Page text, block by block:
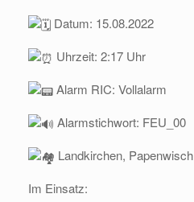
Datum: 15.08.2022
Uhrzeit: 2:17 Uhr
Alarm RIC: Vollalarm
Alarmstichwort: FEU_00
Landkirchen, Papenwisch
Im Einsatz: